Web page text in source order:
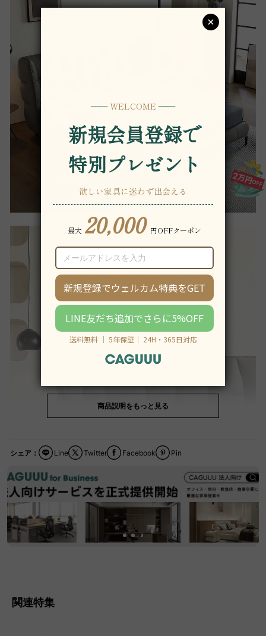
商品説明をもっと見る
シェア： Facebook
Twitter Pin
Line
関連特集